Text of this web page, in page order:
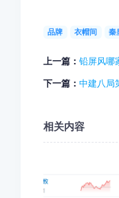
品牌 衣帽间 秦
上一篇： 铅屏风哪
下一篇： 中建八局
相关内容